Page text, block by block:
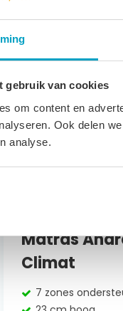
gebruik van cookies
om content en
Ook delen
analyse.
Matras
Climat
7 zones